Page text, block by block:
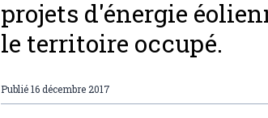
projets d'énergie
le territoire occupé.
Publié16 décembre 2017